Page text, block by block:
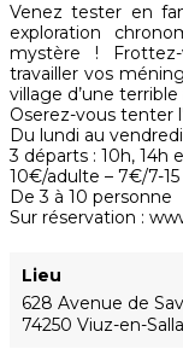
Venez tester en
exploration
mystère !
travailler vos
village d’une
Oserez-vous tenter
Du lundi au
3 départs : 10h, 14h
10€/adulte – 7€/7-
De 3 à 10 personne
Sur réservation :
Lieu
628 Avenue de
74250 Viuz-en-